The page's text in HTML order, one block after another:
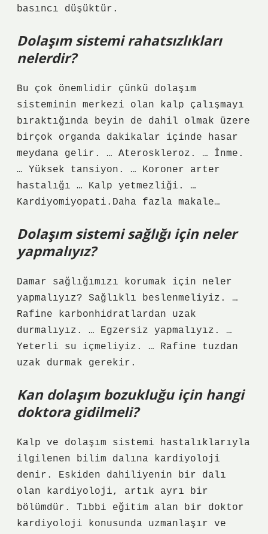
basıncı düşüktür.
Dolaşım sistemi rahatsızlıkları
nelerdir?
Bu çok önemlidir çünkü dolaşım
sisteminin merkezi olan kalp çalışmayı
bıraktığında beyin de dahil olmak üzere
birçok organda dakikalar içinde hasar
meydana gelir. … Ateroskleroz. … İnme.
… Yüksek tansiyon. … Koroner arter
hastalığı … Kalp yetmezliği. …
Kardiyomiyopati.Daha fazla makale…
Dolaşım sistemi sağlığı için neler
yapmalıyız?
Damar sağlığımızı korumak için neler
yapmalıyız? Sağlıklı beslenmeliyiz. …
Rafine karbonhidratlardan uzak
durmalıyız. … Egzersiz yapmalıyız. …
Yeterli su içmeliyiz. … Rafine tuzdan
uzak durmak gerekir.
Kan dolaşım bozukluğu için hangi
doktora gidilmeli?
Kalp ve dolaşım sistemi hastalıklarıyla
ilgilenen bilim dalına kardiyoloji
denir. Eskiden dahiliyenin bir dalı
olan kardiyoloji, artık ayrı bir
bölümdür. Tıbbi eğitim alan bir doktor
kardiyoloji konusunda uzmanlaşır ve